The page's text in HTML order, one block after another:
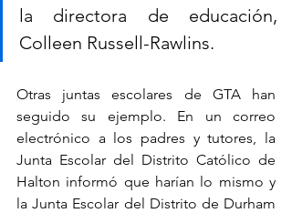
la directora de educación,
Colleen Russell-Rawlins.
Otras juntas escolares de GTA han
seguido su ejemplo. En un correo
electrónico a los padres y tutores, la
Junta Escolar del Distrito Católico de
Halton informó que harían lo mismo y
la Junta Escolar del Distrito de Durham